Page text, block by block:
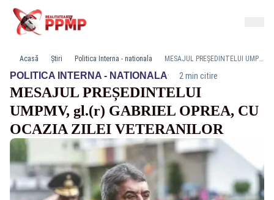
Acasă Știri Politica Interna - nationala MESAJUL PREȘEDINTELUI UMPMV, gl.(r) GABRIEL OPREA, CU OCAZIA ZILEI VETERANILOR
POLITICA INTERNA - NATIONALA· 2 min citire
MESAJUL PREȘEDINTELUI
UMPMV, gl.(r) GABRIEL OPREA, CU
OCAZIA ZILEI VETERANILOR